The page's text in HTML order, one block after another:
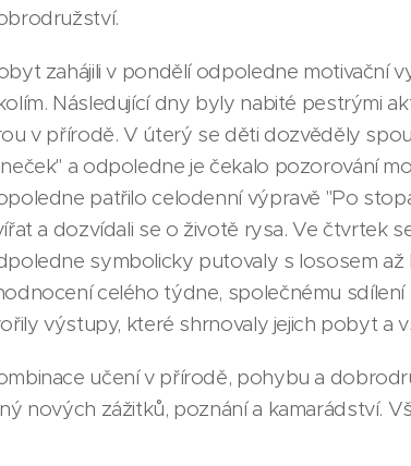
zahájili v pondělí odpoledne motivační
Následující dny byly nabité pestrými
v přírodě. V úterý se děti dozvěděly
a odpoledne je čekalo pozorování
patřilo celodenní výpravě "Po
a dozvídali se o životě rysa. Ve čtvrtek
symbolicky putovaly s lososem
celého týdne, společnému
výstupy, které shrnovaly jejich pobyt a
učení v přírodě, pohybu a
nových zážitků, poznání a kamarádství.